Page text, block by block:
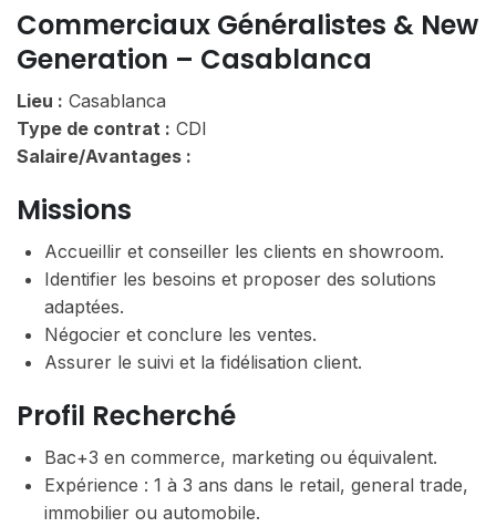
Commerciaux Généralistes & New
Generation – Casablanca
Lieu : Casablanca
Type de contrat : CDI
Salaire/Avantages :
Missions
Accueillir et conseiller les clients en showroom.
Identifier les besoins et proposer des solutions
adaptées.
Négocier et conclure les ventes.
Assurer le suivi et la fidélisation client.
Profil Recherché
Bac+3 en commerce, marketing ou équivalent.
Expérience : 1 à 3 ans dans le retail, general trade,
immobilier ou automobile.